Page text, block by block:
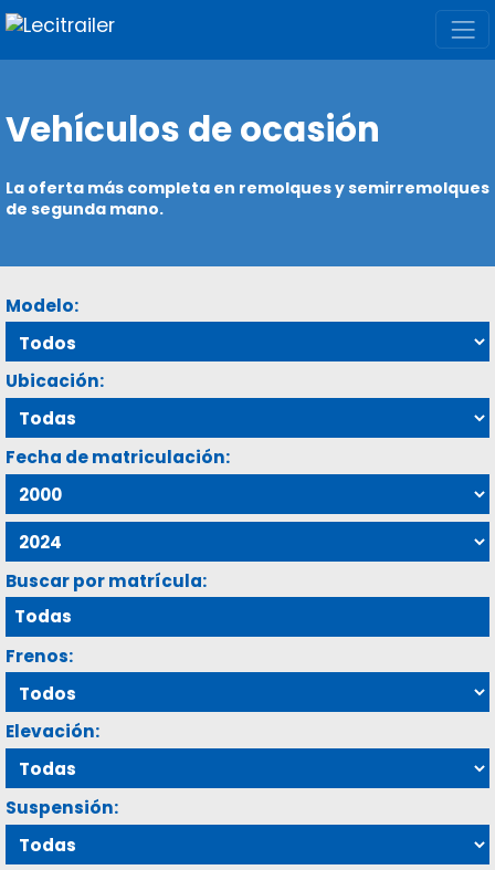
Vehículos de ocasión
La oferta más completa en remolques y semirremolques
de segunda mano.
Modelo:
Ubicación:
Fecha de matriculación:
Buscar por matrícula:
Frenos:
Elevación:
Suspensión: